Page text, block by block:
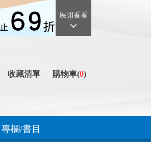
展開看看
收藏清單 購物車(0)
專欄/書目